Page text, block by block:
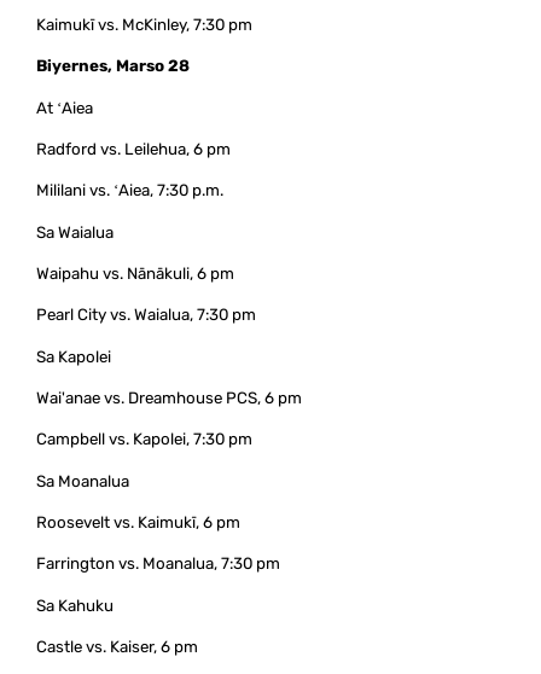
Kaimukī vs. McKinley, 7:30 pm
Biyernes, Marso 28
At ʻAiea
Radford vs. Leilehua, 6 pm
Mililani vs. ʻAiea, 7:30 p.m.
Sa Waialua
Waipahu vs. Nānākuli, 6 pm
Pearl City vs. Waialua, 7:30 pm
Sa Kapolei
Wai'anae vs. Dreamhouse PCS, 6 pm
Campbell vs. Kapolei, 7:30 pm
Sa Moanalua
Roosevelt vs. Kaimukī, 6 pm
Farrington vs. Moanalua, 7:30 pm
Sa Kahuku
Castle vs. Kaiser, 6 pm